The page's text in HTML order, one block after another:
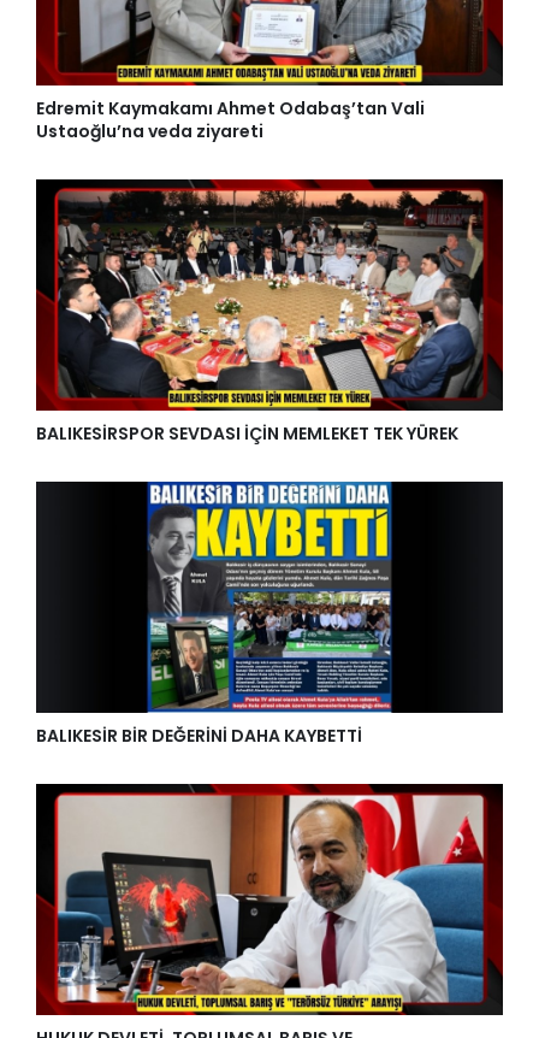
Edremit Kaymakamı Ahmet Odabaş’tan Vali
Ustaoğlu’na veda ziyareti
BALIKESİRSPOR SEVDASI İÇİN MEMLEKET TEK YÜREK
BALIKESİR BİR DEĞERİNİ DAHA KAYBETTİ